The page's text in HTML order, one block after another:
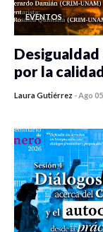
EVENTOS
por la
Laura Gutiérrez -Ago